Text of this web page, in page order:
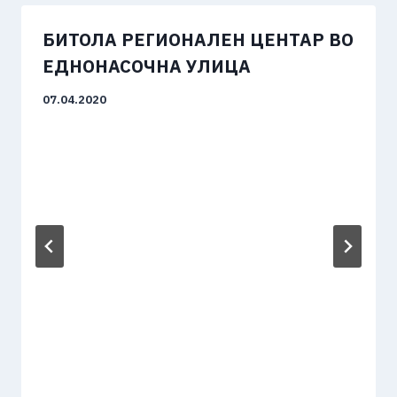
БИТОЛА РЕГИОНАЛЕН ЦЕНТАР ВО
ЕДНОНАСОЧНА УЛИЦА
07.04.2020